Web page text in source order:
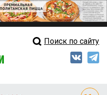
Свежий выпускПоиск по сайту